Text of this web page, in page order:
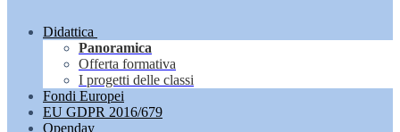
Didattica
Panoramica
Offerta formativa
I progetti delle classi
Fondi Europei
EU GDPR 2016/679
Openday